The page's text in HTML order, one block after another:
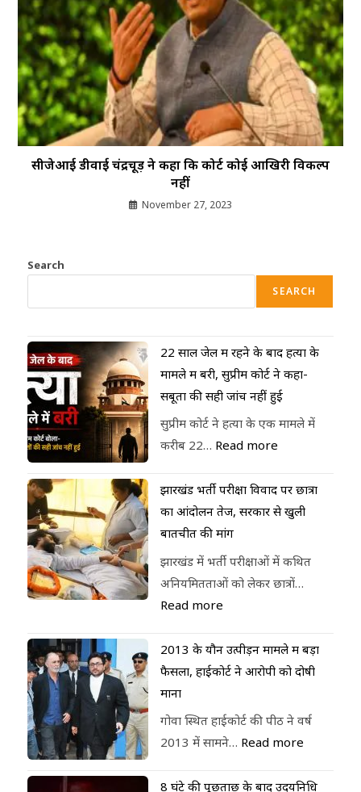
सीजेआई डीवाई चंद्रचूड़ ने कहा कि कोर्ट कोई आखिरी विकल्प
नहीं
November 27, 2023
Search
SEARCH
22 साल जेल में रहने के बाद हत्या के
मामले में बरी, सुप्रीम कोर्ट ने कहा-
सबूतों की सही जांच नहीं हुई
सुप्रीम कोर्ट ने हत्या के एक मामले में
करीब 22… Read more
झारखंड भर्ती परीक्षा विवाद पर छात्रों
का आंदोलन तेज, सरकार से खुली
बातचीत की मांग
झारखंड में भर्ती परीक्षाओं में कथित
अनियमितताओं को लेकर छात्रों…
Read more
2013 के यौन उत्पीड़न मामले में बड़ा
फैसला, हाईकोर्ट ने आरोपी को दोषी
माना
गोवा स्थित हाईकोर्ट की पीठ ने वर्ष
2013 में सामने… Read more
8 घंटे की पूछताछ के बाद उदयनिधि